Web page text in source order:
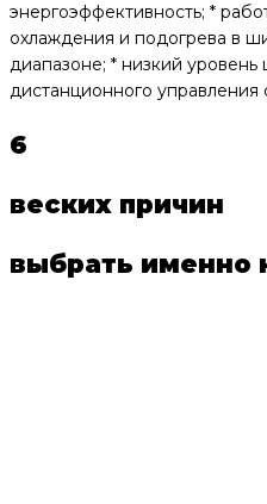
энергоэффективность; *
охлаждения и подогрева в
диапазоне; * низкий
дистанционного
6
веских причин
выбрать именно